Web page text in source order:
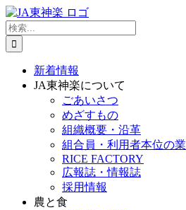
Skip
to
content
検
索
…
新着情報
JA東神楽について
ごあいさつ
めざすもの
組織概要・沿革
組合員・利用者本位の
RICE FACTORY
広報誌・情報誌
採用情報
農と食